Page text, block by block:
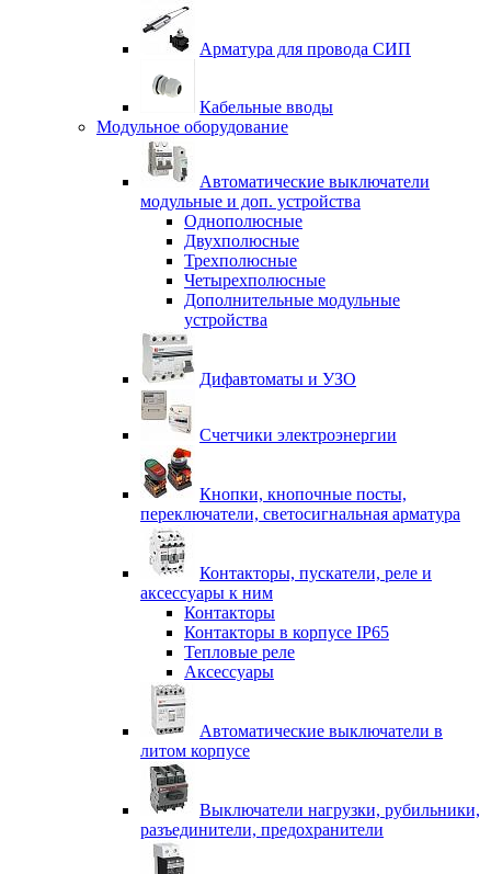
Арматура для провода СИП
Кабельные вводы
Модульное оборудование
Автоматические выключатели
модульные и доп. устройства
Однополюсные
Двухполюсные
Трехполюсные
Четырехполюсные
Дополнительные модульные
устройства
Дифавтоматы и УЗО
Счетчики электроэнергии
Кнопки, кнопочные посты,
переключатели, светосигнальная арматура
Контакторы, пускатели, реле и
аксессуары к ним
Контакторы
Контакторы в корпусе IP65
Тепловые реле
Аксессуары
Автоматические выключатели в
литом корпусе
Выключатели нагрузки, рубильники,
разъединители, предохранители